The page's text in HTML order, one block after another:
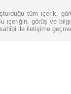
tüm içerik,
içeriğin, görüş ve
ile iletişime